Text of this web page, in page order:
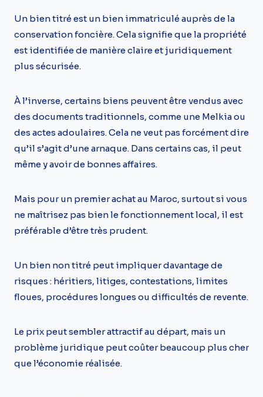
Un bien titré est un bien immatriculé auprès de la
conservation foncière. Cela signifie que la propriété
est identifiée de manière claire et juridiquement
plus sécurisée.
À l’inverse, certains biens peuvent être vendus avec
des documents traditionnels, comme une Melkia ou
des actes adoulaires. Cela ne veut pas forcément dire
qu’il s’agit d’une arnaque. Dans certains cas, il peut
même y avoir de bonnes affaires.
Mais pour un premier achat au Maroc, surtout si vous
ne maîtrisez pas bien le fonctionnement local, il est
préférable d’être très prudent.
Un bien non titré peut impliquer davantage de
risques : héritiers, litiges, contestations, limites
floues, procédures longues ou difficultés de revente.
Le prix peut sembler attractif au départ, mais un
problème juridique peut coûter beaucoup plus cher
que l’économie réalisée.